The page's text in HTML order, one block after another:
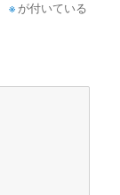
※ が付いている